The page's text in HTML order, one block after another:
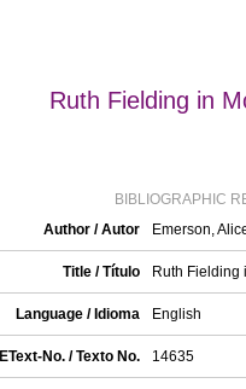
Ruth Fielding in
BIBLIOGRAPHIC
Author / Autor
Emerson,
Title / Título Ruth Fielding
Language / Idioma English
EText-No. / Texto No. 14635